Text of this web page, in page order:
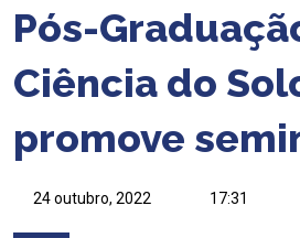
Pós-
Ciência do
promove
24 outubro, 2022 17:31